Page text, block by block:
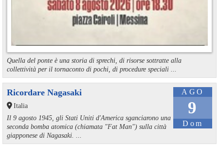
Quella del ponte è una storia di sprechi, di risorse sottratte alla
collettività per il tornaconto di pochi, di procedure speciali ...
AGO
9
Dom
Ricordare Nagasaki
Italia
Il 9 agosto 1945, gli Stati Uniti d'America sganciarono una
seconda bomba atomica (chiamata "Fat Man") sulla città
giapponese di Nagasaki. ...